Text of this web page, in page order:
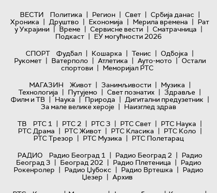
ВЕСТИ Политика | Регион | Свет | Србија данас |
Хроника | Друштво | Економија | Мерила времена | Рат
у Украјини | Време | Сервисне вести | Сматрачница |
Подкаст | ЕУ могућности 2026
СПОРТ
Фудбал | Кошарка | Тенис | Одбојка |
Рукомет | Ватерполо | Атлетика | Ауто-мото | Остали
спортови | Меморијал РТС
МАГАЗИН
Живот | Занимљивости | Музика |
Технологијa | Путујемо | Свет познатих | Здравље |
Филм и ТВ | Наука | Природа | Дигитални предузетник |
За мале велике хероје | Наизглед здрав
ТВ
РТС 1 | РТС 2 | РТС 3 | РТС Свет | РТС Наука |
РТС Драма | РТС Живот | РТС Класика | РТС Коло |
РТС Трезор | РТС Музика | РТС Полетарац
РАДИО
Радио Београд 1 | Радио Београд 2 | Радио
Београд 3 | Београд 202 | Радио Плетеница | Радио
Рокенролер | Радио Џубокс | Радио Вртешка | Радио
Џезер | Архив